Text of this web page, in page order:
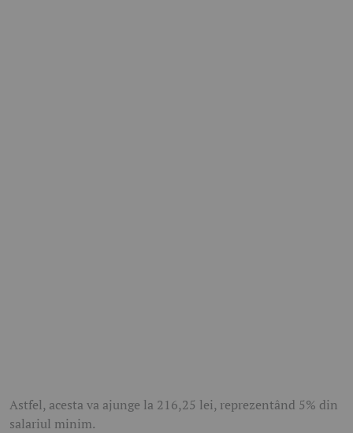
Astfel, acesta va ajunge la 216,25 lei, reprezentând 5% din
salariul minim.